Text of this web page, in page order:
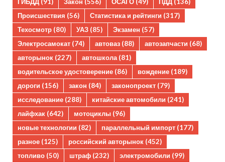
Происшествия (56) Статистика и рейтинги (317)
Техосмотр (80) УАЗ (85) Экзамен (57)
Электросамокат (74) автоваз (88) автозапчасти (68)
авторынок (227) автошкола (81)
водительское удостоверение (86) вождение (189)
дороги (156) закон (84) законопроект (79)
исследование (288) китайские автомобили (241)
лайфхак (642) мотоциклы (96)
новые технологии (82) параллельный импорт (177)
разное (125) российский авторынок (452)
топливо (50) штраф (232) электромобили (99)